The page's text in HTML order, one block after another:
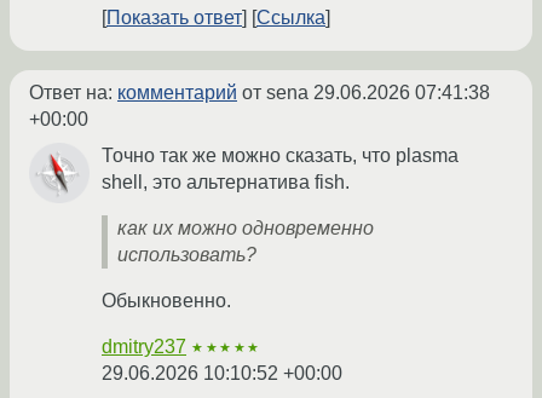
Показать ответ Ссылка
Ответ на: комментарий от sena 29.06.2026 07:41:38
+00:00
Точно так же можно сказать, что plasma
shell, это альтернатива fish.
как их можно одновременно
использовать?
Обыкновенно.
dmitry237 ★★★★★
29.06.2026 10:10:52 +00:00